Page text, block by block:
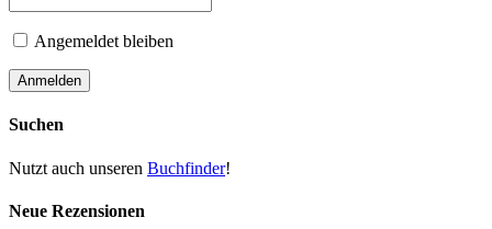
Angemeldet bleiben
Suchen
Nutzt auch unseren Buchfinder!
Neue Rezensionen